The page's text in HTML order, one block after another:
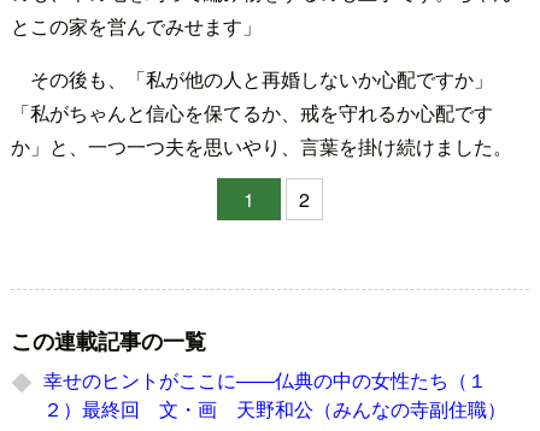
とこの家を営んでみせます」
その後も、「私が他の人と再婚しないか心配ですか」
「私がちゃんと信心を保てるか、戒を守れるか心配です
か」と、一つ一つ夫を思いやり、言葉を掛け続けました。
1
2
この連載記事の一覧
幸せのヒントがここに――仏典の中の女性たち（１
２）最終回 文・画 天野和公（みんなの寺副住職）